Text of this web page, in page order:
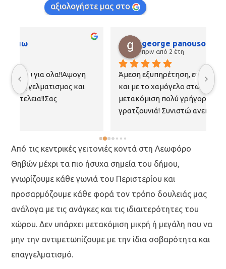
αξιολογήστε μας στο
george panousopoulos
Άμεση εξυπηρέτηση, ευγενικοί, προσεκτικοί
και με το χαμόγελο στα χείλη! Έκαναν την
μετακόμιση πολύ γρήγορα και δεν έγινε ούτε
γρατζουνιά! Συνιστώ ανεπιφύλακτα!!! Σας
Από τις κεντρικές γειτονιές κοντά στη Λεωφόρο
Θηβών μέχρι τα πιο ήσυχα σημεία του δήμου,
γνωρίζουμε κάθε γωνιά του Περιστερίου και
προσαρμόζουμε κάθε φορά τον τρόπο δουλειάς μας
ανάλογα με τις ανάγκες και τις ιδιαιτερότητες του
χώρου. Δεν υπάρχει μετακόμιση μικρή ή μεγάλη που να
μην την αντιμετωπίζουμε με την ίδια σοβαρότητα και
επαγγελματισμό.